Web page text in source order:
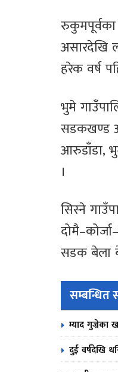
असारदेखि
हरेक वर्ष
भुमे
सडकखण्ड
आरुडाँडा,
।
सिस्ने
सडक बेला
सम्बन्धित
म्याद गुज्रेका
दुई वर्षदेखि